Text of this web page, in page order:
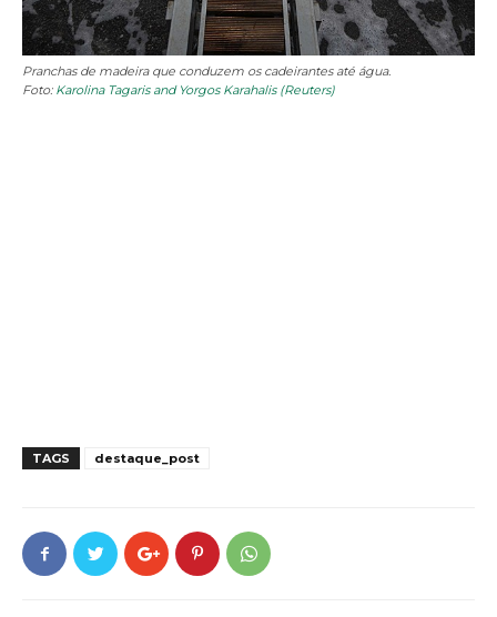
Pranchas de madeira que conduzem os cadeirantes até água.
Foto: Karolina Tagaris and Yorgos Karahalis (Reuters)
TAGS destaque_post